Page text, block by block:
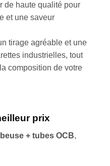
de haute qualité pour
et une saveur
tirage agréable et une
industrielles, tout
composition de votre
prix
+ tubes OCB,